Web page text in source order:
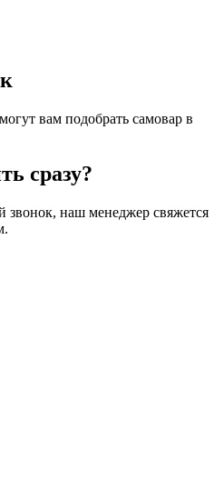
вам подобрать самовар в
сразу?
звонок, наш менеджер свяжется